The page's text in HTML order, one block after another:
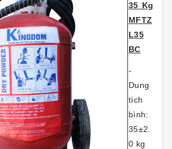
35 Kg
MFTZ
L35
BC
-
Dung
tích
bình:
35±2.
0 kg